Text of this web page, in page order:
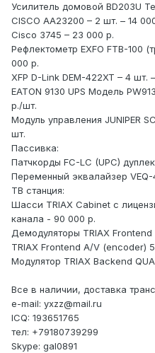
Усилитель домовой BD203U
CISCO AA23200 – 2 шт. – 14
Cisco 3745 – 23 000 р.
Рефлектометр EXFO FTB-100
000 р.
XFP D-Link DEM-422XT – 4 шт.
EATON 9130 UPS Модель
р./шт.
Модуль управления JUNIPER
шт.
Пассивка:
Патчкорды FC-LC (UPC)
Переменный эквалайзер
ТВ станция:
Шасси TRIAX Cabinet с
канала - 90 000 р.
Демодуляторы TRIAX
TRIAX Frontend A/V (encoder)
Модулятор TRIAX Backend
Все в наличии, доставка
e-mail: yxzz@mail.ru
ICQ: 193651765
тел: +79180739299
Skype: gal0891